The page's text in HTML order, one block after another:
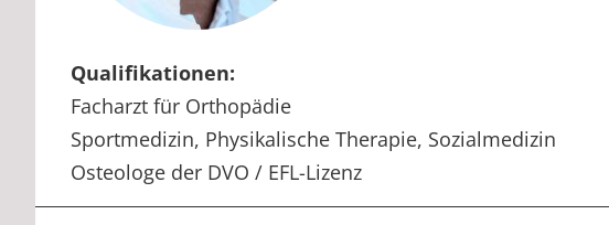
Qualifikationen:
Facharzt für Orthopädie
Sportmedizin, Physikalische Therapie, Sozialmedizin
Osteologe der DVO / EFL-Lizenz